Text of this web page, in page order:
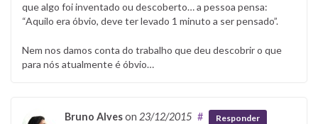
que algo foi inventado ou descoberto… a pessoa pensa:
“Aquilo era óbvio, deve ter levado 1 minuto a ser pensado”.
Nem nos damos conta do trabalho que deu descobrir o que
para nós atualmente é óbvio…
Bruno Alveson 23/12/2015 # Responder